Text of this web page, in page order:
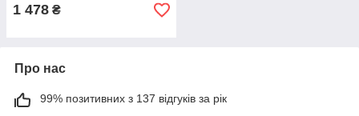
1 478 ₴
Про нас
99% позитивних з 137 відгуків за рік